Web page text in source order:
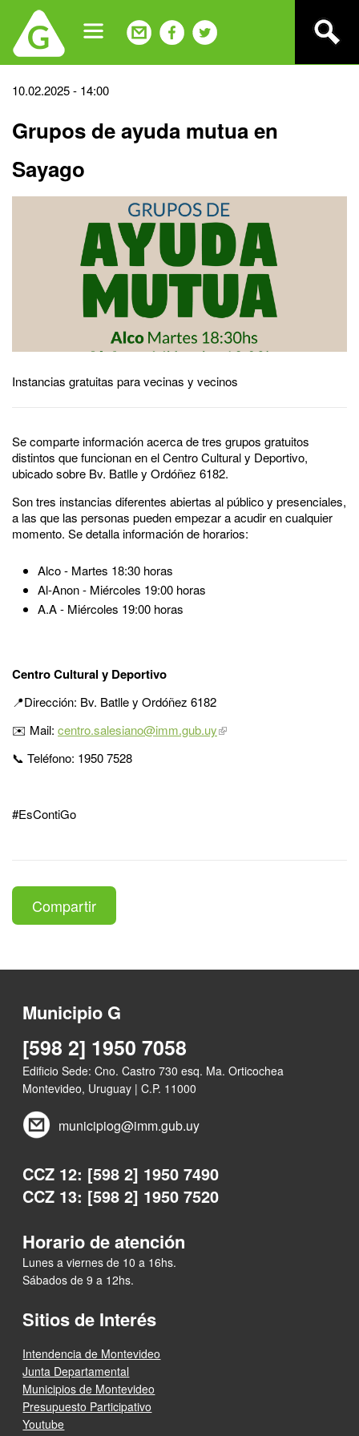
navigation
Back
top
10.02.2025 - 14:00
Grupos de ayuda mutua en
Sayago
Instancias gratuitas para vecinas y vecinos
Se comparte información acerca de tres grupos gratuitos
distintos que funcionan en el Centro Cultural y Deportivo,
ubicado sobre Bv. Batlle y Ordóñez 6182.
Son tres instancias diferentes abiertas al público y presenciales,
a las que las personas pueden empezar a acudir en cualquier
momento. Se detalla información de horarios:
Alco - Martes 18:30 horas
Al-Anon - Miércoles 19:00 horas
A.A - Miércoles 19:00 horas
Centro Cultural y Deportivo
📍Dirección: Bv. Batlle y Ordóñez 6182
✉️ Mail: centro.salesiano@imm.gub.uy
📞 Teléfono: 1950 7528
#EsContiGo
Compartir
Municipio G
[598 2] 1950 7058
Edificio Sede: Cno. Castro 730 esq. Ma. Orticochea
Montevideo, Uruguay | C.P. 11000
municipiog@imm.gub.uy
CCZ 12: [598 2] 1950 7490
CCZ 13: [598 2] 1950 7520
Horario de atención
Lunes a viernes de 10 a 16hs.
Sábados de 9 a 12hs.
Sitios de Interés
Intendencia de Montevideo
Junta Departamental
Municipios de Montevideo
Presupuesto Participativo
Youtube